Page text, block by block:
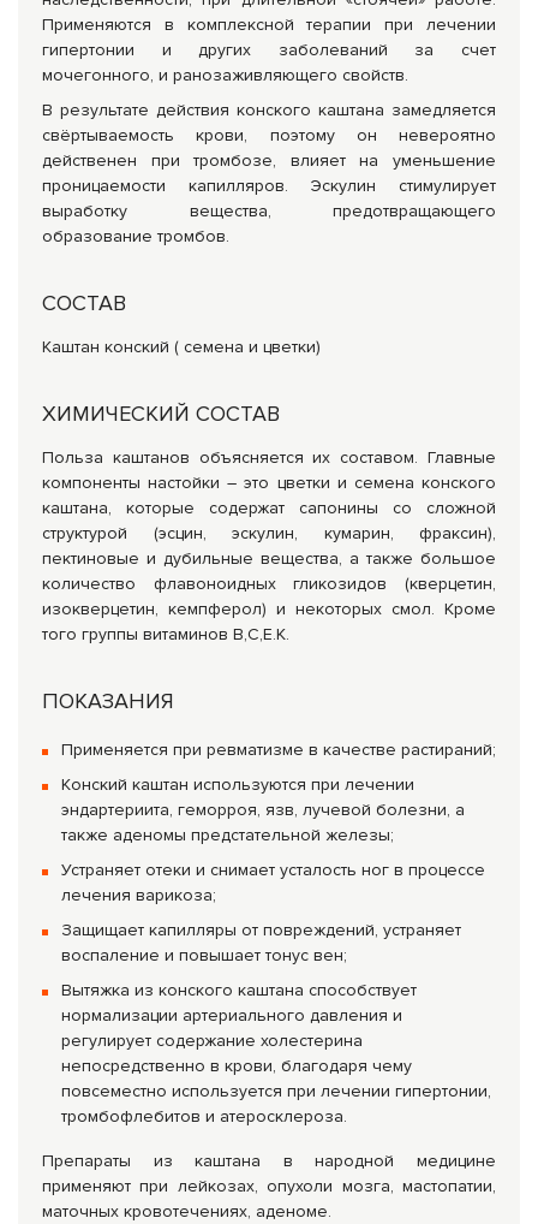
Применяются в комплексной терапии при лечении
гипертонии и других заболеваний за счет
мочегонного, и ранозаживляющего свойств.
В результате действия конского каштана замедляется
свёртываемость крови, поэтому он невероятно
действенен при тромбозе, влияет на уменьшение
проницаемости капилляров. Эскулин стимулирует
выработку вещества, предотвращающего
образование тромбов.
СОСТАВ
Каштан конский ( семена и цветки)
ХИМИЧЕСКИЙ СОСТАВ
Польза каштанов объясняется их составом. Главные
компоненты настойки – это цветки и семена конского
каштана, которые содержат сапонины со сложной
структурой (эсцин, эскулин, кумарин, фраксин),
пектиновые и дубильные вещества, а также большое
количество флавоноидных гликозидов (кверцетин,
изокверцетин, кемпферол) и некоторых смол. Кроме
того группы витаминов В,С,Е.К.
ПОКАЗАНИЯ
Применяется при ревматизме в качестве растираний;
Конский каштан используются при лечении
эндартериита, геморроя, язв, лучевой болезни, а
также аденомы предстательной железы;
Устраняет отеки и снимает усталость ног в процессе
лечения варикоза;
Защищает капилляры от повреждений, устраняет
воспаление и повышает тонус вен;
Вытяжка из конского каштана способствует
нормализации артериального давления и
регулирует содержание холестерина
непосредственно в крови, благодаря чему
повсеместно используется при лечении гипертонии,
тромбофлебитов и атеросклероза.
Препараты из каштана в народной медицине
применяют при лейкозах, опухоли мозга, мастопатии,
маточных кровотечениях, аденоме.